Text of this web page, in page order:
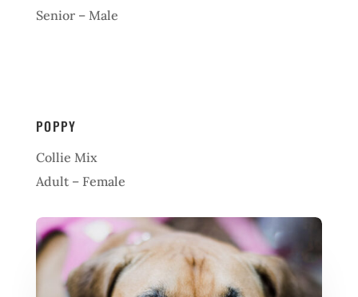
Senior – Male
POPPY
Collie Mix
Adult – Female